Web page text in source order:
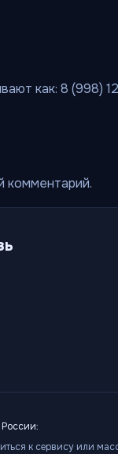
как: 8 (998)
комментарий.
к сервису или